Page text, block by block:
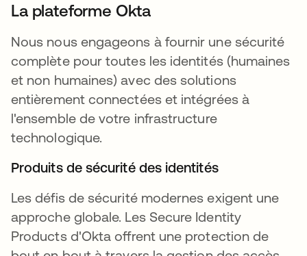
La plateforme Okta
Nous nous engageons à fournir une sécurité
complète pour toutes les identités (humaines
et non humaines) avec des solutions
entièrement connectées et intégrées à
l'ensemble de votre infrastructure
technologique.
Produits de sécurité des identités
Les défis de sécurité modernes exigent une
approche globale. Les Secure Identity
Products d'Okta offrent une protection de